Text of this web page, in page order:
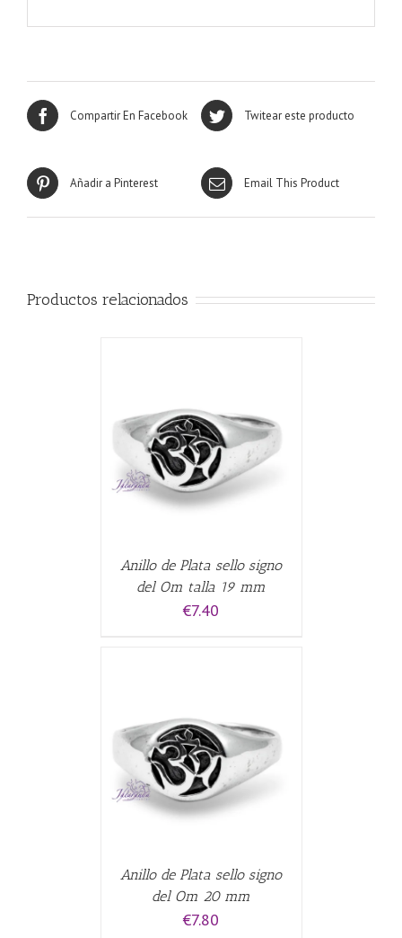
Compartir En Facebook Twitear este producto
Añadir a Pinterest Email This Product
Productos relacionados
Anillo de Plata sello signo
del Om talla 19 mm
€7.40
Anillo de Plata sello signo
del Om 20 mm
€7.80